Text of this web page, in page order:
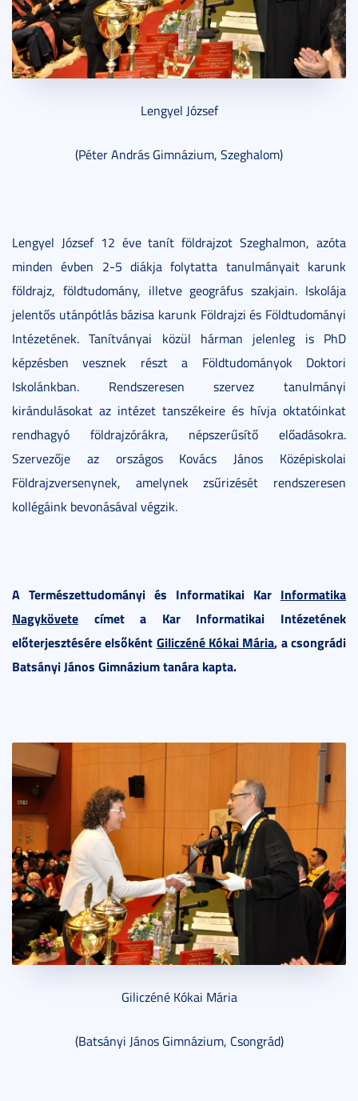
Lengyel József
(Péter András Gimnázium, Szeghalom)
Lengyel József 12 éve tanít földrajzot Szeghalmon, azóta
minden évben 2-5 diákja folytatta tanulmányait karunk
földrajz, földtudomány, illetve geográfus szakjain. Iskolája
jelentős utánpótlás bázisa karunk Földrajzi és Földtudományi
Intézetének. Tanítványai közül hárman jelenleg is PhD
képzésben vesznek részt a Földtudományok Doktori
Iskolánkban. Rendszeresen szervez tanulmányi
kirándulásokat az intézet tanszékeire és hívja oktatóinkat
rendhagyó földrajzórákra, népszerűsítő előadásokra.
Szervezője az országos Kovács János Középiskolai
Földrajzversenynek, amelynek zsűrizését rendszeresen
kollégáink bevonásával végzik.
A Természettudományi és Informatikai Kar Informatika
Nagykövete címet a Kar Informatikai Intézetének
előterjesztésére elsőként Giliczéné Kókai Mária, a csongrádi
Batsányi János Gimnázium tanára kapta.
Giliczéné Kókai Mária
(Batsányi János Gimnázium, Csongrád)